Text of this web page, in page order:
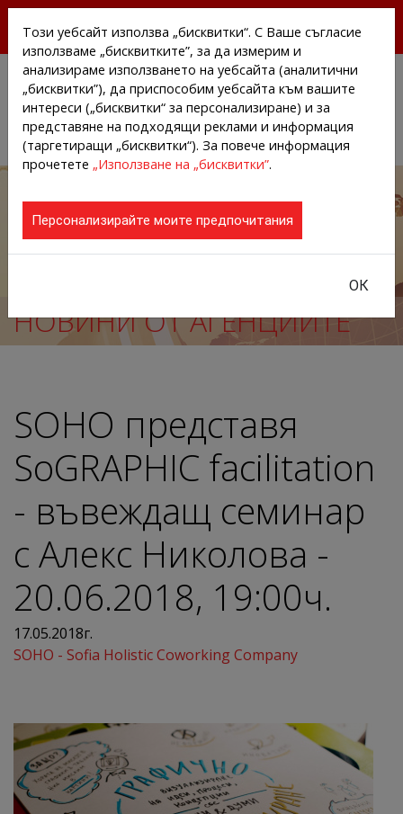
АГЕНЦИИТЕ И КОМПАНИИТЕ
НОВИНИ ОТ АГЕНЦИИТЕ
SOHO представя
SoGRAPHIC facilitation
- въвеждащ семинар
с Алекс Николова -
20.06.2018, 19:00ч.
17.05.2018г.
SOHO - Sofia Holistic Coworking Company
Този уебсайт използва „бисквитки“. С Ваше съгласие
използваме „бисквитките”, за да измерим и
анализираме използването на уебсайта (аналитични
„бисквитки”), да приспособим уебсайта към вашите
интереси („бисквитки“ за персонализиране) и за
представяне на подходящи реклами и информация
(таргетиращи „бисквитки“). За повече информация
прочетете „Използване на „бисквитки”.
Персонализирайте моите предпочитания
ОК